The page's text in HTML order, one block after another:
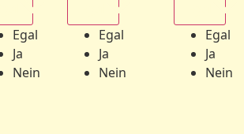
Egal
Ja
Nein
Egal
Ja
Nein
Egal
Ja
Nein